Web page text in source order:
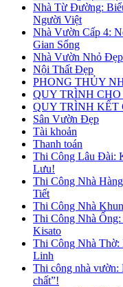
Nhà Từ Đường:
Người Việt
Nhà Vườn Cấp 4:
Gian Sống
Nhà Vườn Nhỏ
Nội Thất Đẹp
PHONG THỦY
QUY TRÌNH
QUY TRÌNH KẾT
Sân Vườn Đẹp
Tài khoản
Thanh toán
Thi Công Lâu Đài:
Lưu!
Thi Công Nhà
Tiết
Thi Công Nhà
Thi Công Nhà
Kisato
Thi Công Nhà
Linh
Thi công nhà vườn:
chất”!